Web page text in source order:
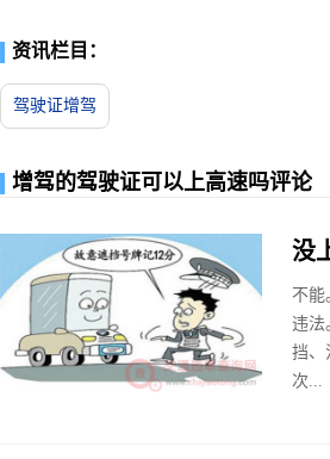
资讯栏目：
驾驶证增驾
增驾的驾驶证可以上高速吗评论
没
不能
违法
挡、
次...